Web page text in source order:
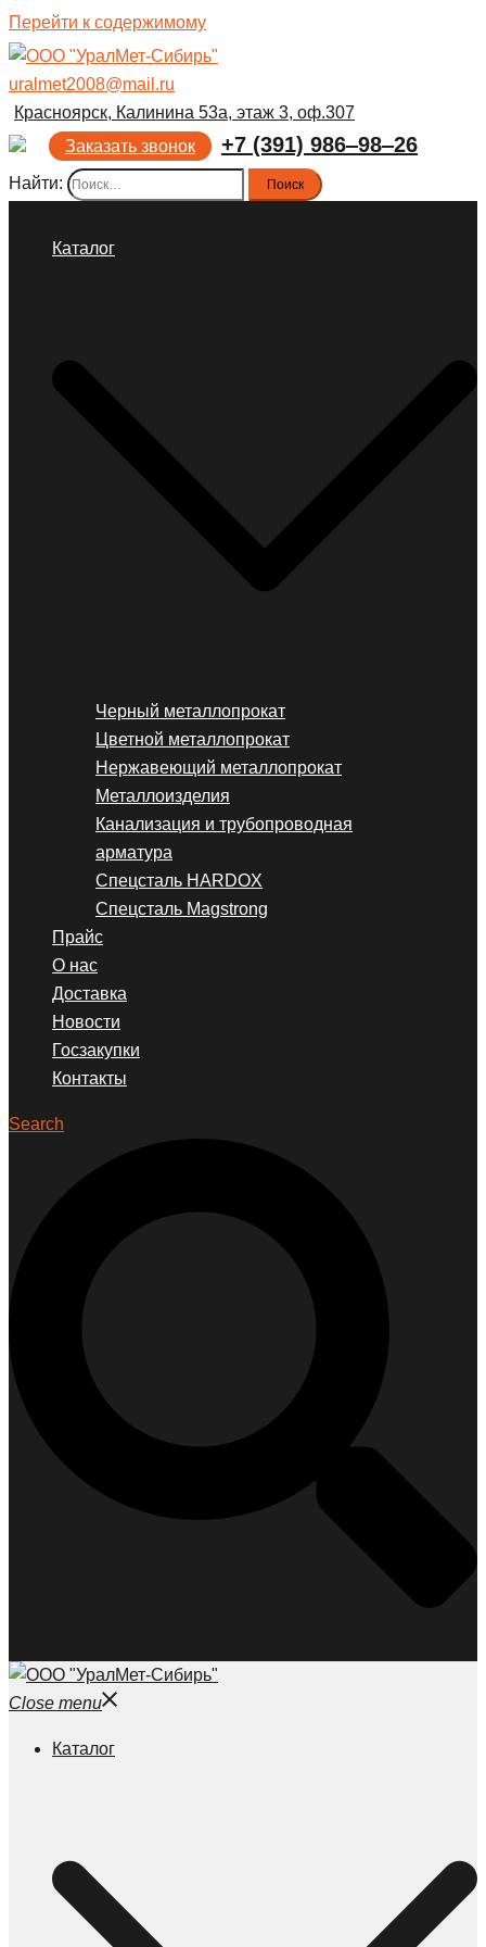
Перейти к содержимому
uralmet2008@mail.ru
Красноярск, Калинина 53а, этаж 3, оф.307
Заказать звонок
+7 (391) 986‒98‒26
Найти:
Каталог
Черный металлопрокат
Цветной металлопрокат
Нержавеющий металлопрокат
Металлоизделия
Канализация и трубопроводная
арматура
Спецсталь HARDOX
Спецсталь Magstrong
Прайс
О нас
Доставка
Новости
Госзакупки
Контакты
Search
Close menu
Каталог